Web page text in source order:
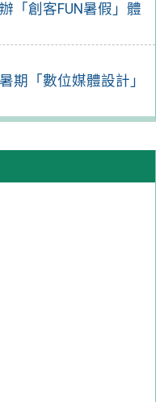
「創客FUN暑假」體
期「數位媒體設計」